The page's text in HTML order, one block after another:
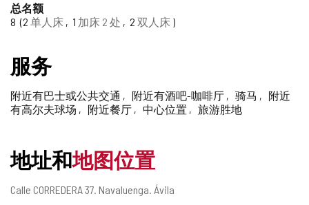
中
添
删
除
总名额
8 2 单人床 1 加床 2 处 2 双人床
服务
附近有巴士或公共交通 附近有酒吧-咖啡厅 骑马
附近
有高尔夫球场
附近餐厅 中心位置 旅游胜地
地址和地图位置
邮
Calle CORREDERA 37. Navaluenga. Ávila